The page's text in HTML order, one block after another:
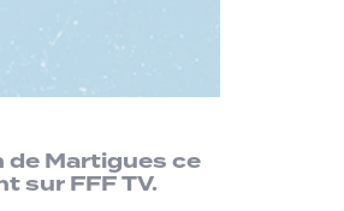
de Martigues ce
sur FFF TV.